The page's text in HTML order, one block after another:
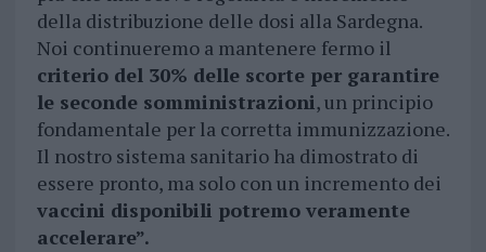
della distribuzione delle dosi alla Sardegna.
Noi continueremo a mantenere fermo il
criterio del 30% delle scorte per garantire
le seconde somministrazioni, un principio
fondamentale per la corretta immunizzazione.
Il nostro sistema sanitario ha dimostrato di
essere pronto, ma solo con un incremento dei
vaccini disponibili potremo veramente
accelerare”.